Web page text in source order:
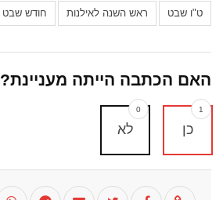
ט"ו שבט ראש השנה לאילנות חודש שבט
האם הכתבה הייתה מעניינת?
כן
1
לא
0